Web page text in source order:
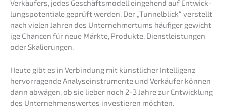
Verkäu­fers, jedes Geschäfts­mo­dell einge­hend auf Entwick­
lungs­po­ten­tia­le geprüft werden. Der „Tunnel­blick“ verstellt
nach vielen Jahren des Unter­neh­mer­tums häufi­ger gewich­t
i­ge Chancen für neue Märkte, Produk­te, Dienst­leis­tun­gen
oder Skalierungen.
Heute gibt es in Verbin­dung mit künst­li­cher Intel­li­genz
hervor­ra­gen­de Analy­se­instru­men­te und Verkäu­fer können
dann abwägen, ob sie lieber noch 2-3 Jahre zur Entwick­lung
des Unter­neh­mens­wer­tes inves­tie­ren möchten.